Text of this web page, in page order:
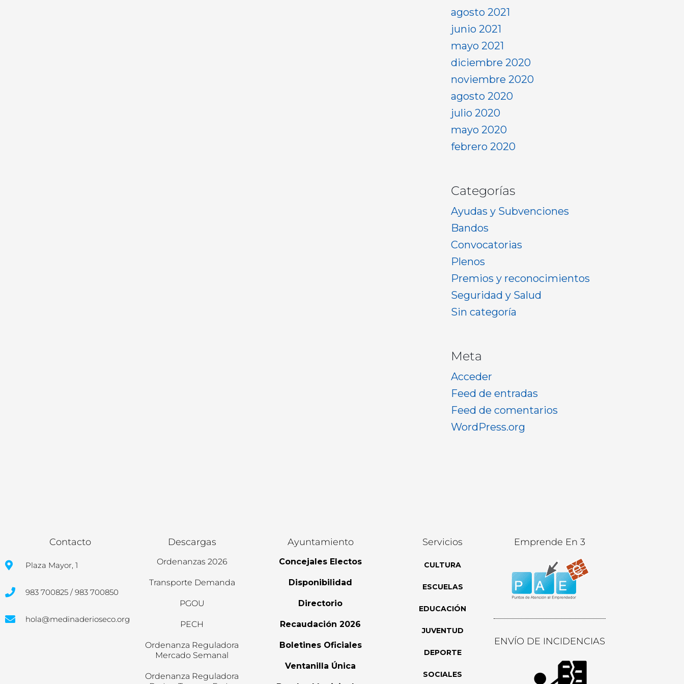
agosto 2021
junio 2021
mayo 2021
diciembre 2020
noviembre 2020
agosto 2020
julio 2020
mayo 2020
febrero 2020
Categorías
Ayudas y Subvenciones
Bandos
Convocatorias
Plenos
Premios y reconocimientos
Seguridad y Salud
Sin categoría
Meta
Acceder
Feed de entradas
Feed de comentarios
WordPress.org
Contacto
Plaza Mayor, 1
983 700825 / 983 700850
hola@medinaderioseco.org
Descargas
Ordenanzas 2026
Transporte Demanda
PGOU
PECH
Ordenanza Reguladora
Mercado Semanal
Ordenanza Reguladora
Ayuntamiento
Concejales Electos
Disponibilidad
Directorio
Recaudación 2026
Boletines Oficiales
Ventanilla Única
Servicios
CULTURA
ESCUELAS
EDUCACIÓN
JUVENTUD
DEPORTE
SOCIALES
Emprende En 3
ENVÍO DE INCIDENCIAS